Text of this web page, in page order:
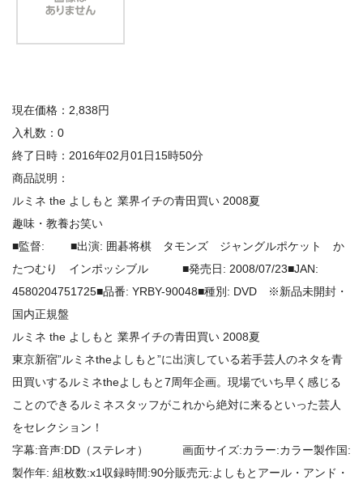
現在価格：2,838円
入札数：0
終了日時：2016年02月01日15時50分
商品説明：
ルミネ the よしもと 業界イチの青田買い 2008夏
趣味・教養お笑い
■監督: ■出演: 囲碁将棋 タモンズ ジャングルポケット か
たつむり インポッシブル ■発売日: 2008/07/23■JAN:
4580204751725■品番: YRBY-90048■種別: DVD ※新品未開封・
国内正規盤
ルミネ the よしもと 業界イチの青田買い 2008夏
東京新宿”ルミネtheよしもと”に出演している若手芸人のネタを青
田買いするルミネtheよしもと7周年企画。現場でいち早く感じる
ことのできるルミネスタッフがこれから絶対に来るといった芸人
をセレクション！
字幕:音声:DD（ステレオ） 画面サイズ:カラー:カラー製作国:
製作年: 組枚数:x1収録時間:90分販売元:よしもとアール・アンド・